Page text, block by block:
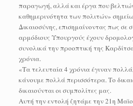
παραγωγή, αλλά και έργα που
καθημερινότητα των πολιτών»
Δικαιοσύνης, επισημαίνοντας πως σε
αρμόδιους Υπουργούς έχουν
συνολικά την προοπτική της
χρόνια.
«Τα τελευταία 4 χρόνια έγιναν
κάνουμε πολλά περισσότερα. Το
δικαιούνται οι συμπολίτες μας.
Αυτή την εντολή ζητάμε την 21η